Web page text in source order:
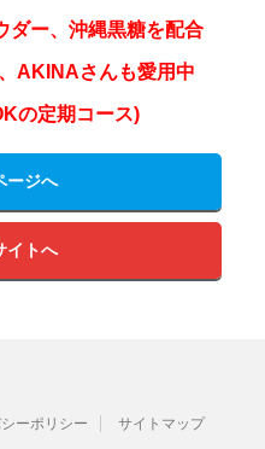
ダー、沖縄黒糖を配合
AKINAさんも愛用中
の定期コース)
ージへ
イトへ
ーポリシー サイトマップ